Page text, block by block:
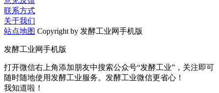
联系方式
关于我们
站点地图 Copyright by 发酵工业网手机版
发酵工业网手机版
打开微信右上角添加朋友中搜索公众号“发酵工业”，关注即可
随时随地使用发酵工业服务。发酵工业微信更省心！
我知道啦！